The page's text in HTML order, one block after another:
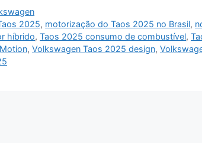
2025, motorização do Taos 2025 no Brasil,
híbrido, Taos 2025 consumo de combustível,
, Volkswagen Taos 2025 design,